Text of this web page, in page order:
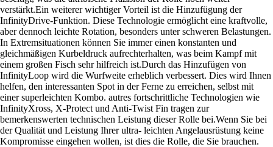
verstärkt.Ein weiterer wichtiger Vorteil ist die Hinzufügung der
InfinityDrive-Funktion. Diese Technologie ermöglicht eine kraftvolle,
aber dennoch leichte Rotation, besonders unter schweren Belastungen.
In Extremsituationen können Sie immer einen konstanten und
gleichmäßigen Kurbeldruck aufrechterhalten, was beim Kampf mit
einem großen Fisch sehr hilfreich ist.Durch das Hinzufügen von
InfinityLoop wird die Wurfweite erheblich verbessert. Dies wird Ihnen
helfen, den interessanten Spot in der Ferne zu erreichen, selbst mit
einer superleichten Kombo. autres fortschrittliche Technologien wie
InfinityXross, X-Protect und Anti-Twist Fin tragen zur
bemerkenswerten technischen Leistung dieser Rolle bei.Wenn Sie bei
der Qualität und Leistung Ihrer ultra- leichten Angelausrüstung keine
Kompromisse eingehen wollen, ist dies die Rolle, die Sie brauchen.